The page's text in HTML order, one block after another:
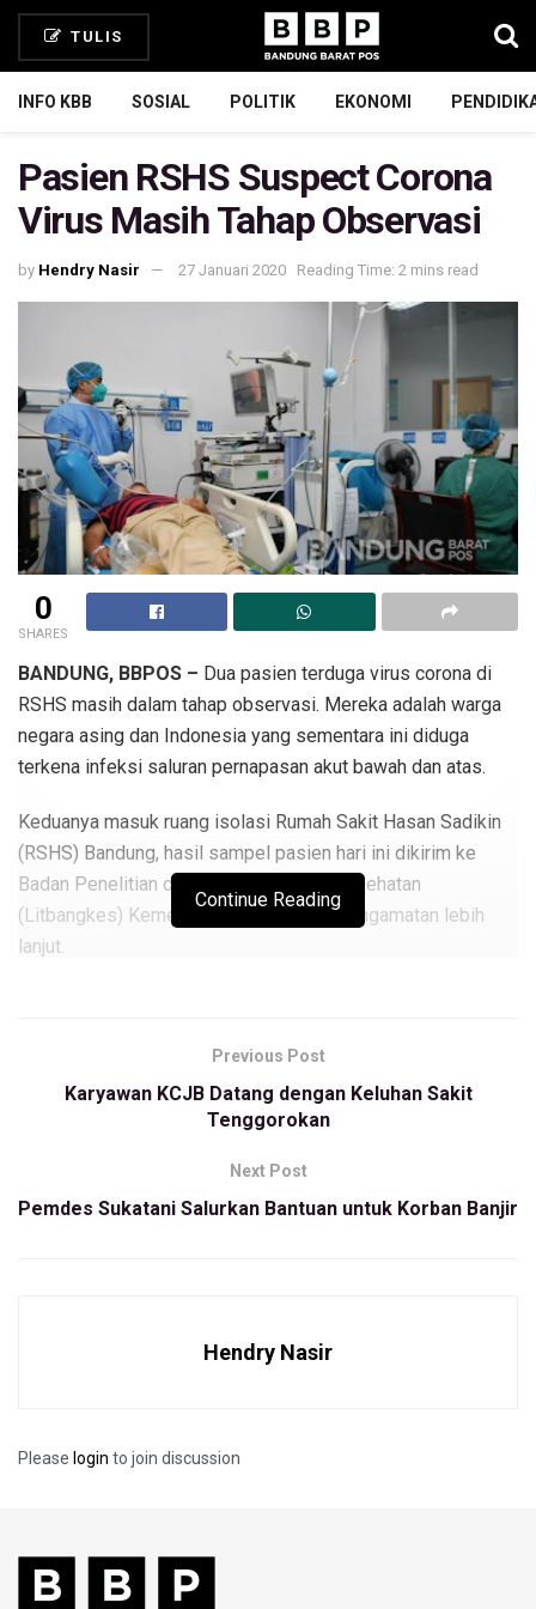
TULIS
INFO KBB SOSIAL POLITIK EKONOMI
Pasien RSHS Suspect Corona
Virus Masih Tahap Observasi
by Hendry Nasir 27 Januari 2020 Reading Time: 2 mins read
0
SHARES
BANDUNG, BBPOS – Dua pasien terduga virus corona di
RSHS masih dalam tahap observasi. Mereka adalah warga
negara asing dan Indonesia yang sementara ini diduga
terkena infeksi saluran pernapasan akut bawah dan atas.
Keduanya masuk ruang isolasi Rumah Sakit Hasan Sadikin
(RSHS) Bandung, hasil sampel pasien hari ini dikirim ke
Badan Penelitian dan Pengembangan Kesehatan
(Litbangkes) Kemenkes Jakarta untuk pengamatan lebih
lanjut.
berinisial HG (31) asal Cina datang ke RSHS menggunakan
ambulance khusus dengan penanganan sesuai standar
SOP,” ujar Direktur Utama RSHS Bandung, dr R Nina Susana
Sadikin Jalan Pasteur, Senin (27/1/2020).
tinggi dan sakit tenggorokan.
rekam jejak pernah melakukan perjalanan ke negara Cina,
meski setelah diperiksa pasien menderita penyakit infeksi
Continue Reading
Previous Post
Karyawan KCJB Datang dengan Keluhan Sakit
Tenggorokan
Next Post
Pemdes Sukatani Salurkan Bantuan untuk Korban Banjir
Hendry Nasir
Please login to join discussion